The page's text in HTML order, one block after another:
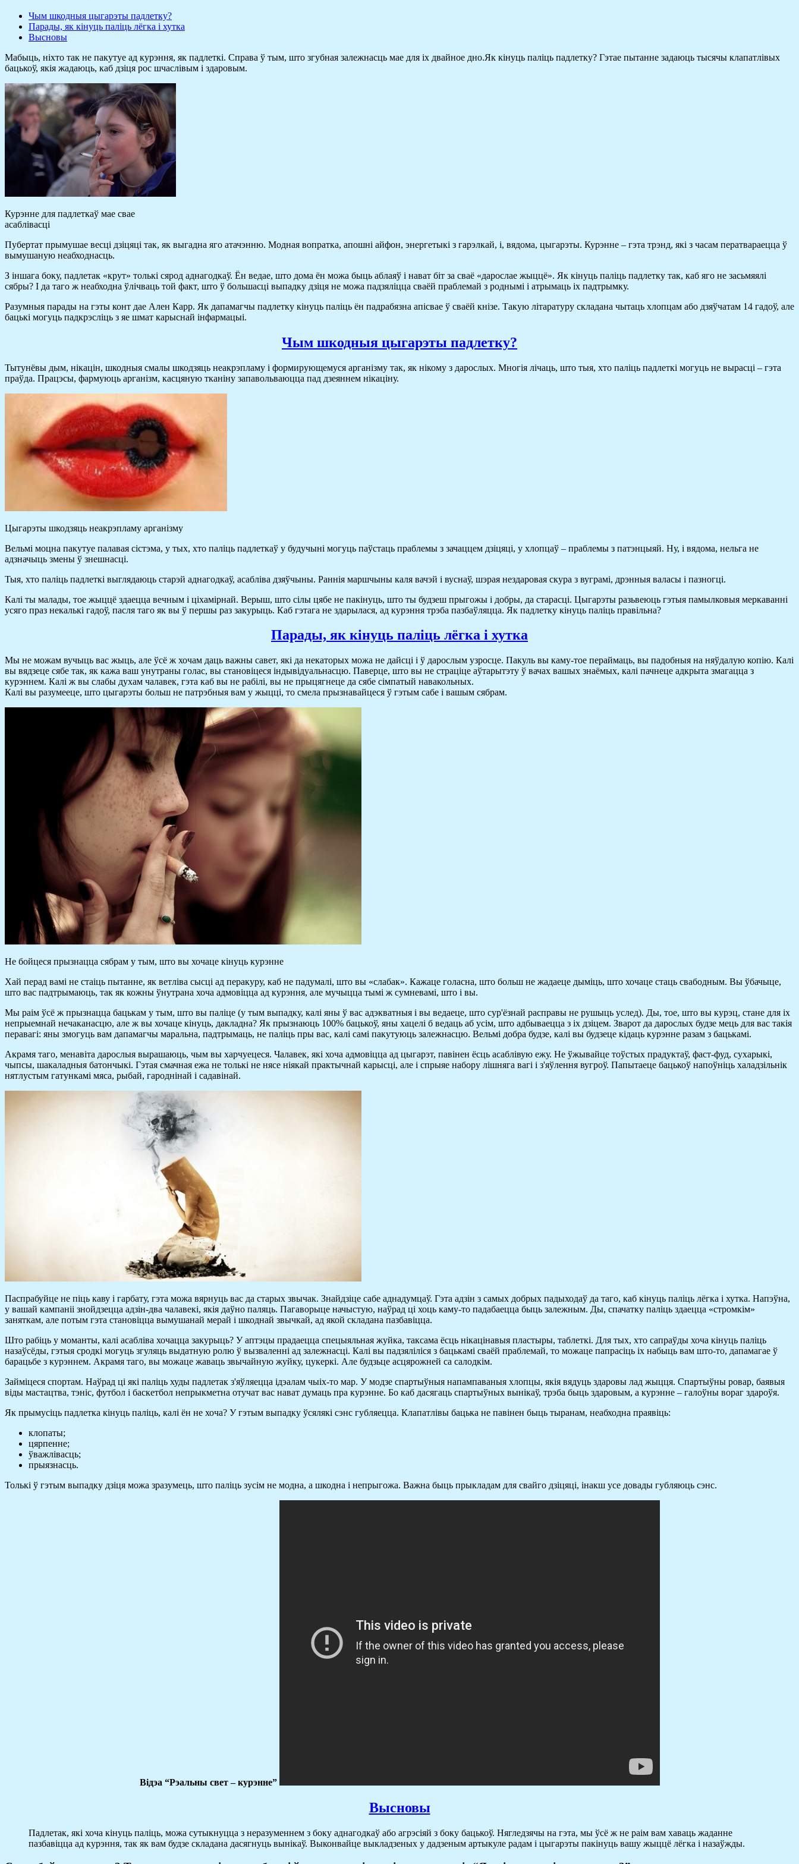
Чым шкодныя цыгарэты падлетку?
Парады, як кінуць паліць лёгка і хутка
Высновы
Мабыць, ніхто так не пакутуе ад курэння, як падлеткі. Справа ў тым, што згубная залежнасць мае для іх двайное дно.Як кінуць паліць падлетку? Гэтае пытанне задаюць тысячы клапатлівых
бацькоў, якія жадаюць, каб дзіця рос шчаслівым і здаровым.
Курэнне для падлеткаў мае свае
асаблівасці
Пубертат прымушае весці дзіцяці так, як выгадна яго атачэнню. Модная вопратка, апошні айфон, энергетыкі з гарэлкай, і, вядома, цыгарэты. Курэнне – гэта трэнд, які з часам ператвараецца ў
вымушаную неабходнасць.
З іншага боку, падлетак «крут» толькі сярод аднагодкаў. Ён ведае, што дома ён можа быць аблаяў і нават біт за сваё «дарослае жыццё». Як кінуць паліць падлетку так, каб яго не засьмяялі
сябры? І да таго ж неабходна ўлічваць той факт, што ў большасці выпадку дзіця не можа падзяліцца сваёй праблемай з роднымі і атрымаць іх падтрымку.
Разумныя парады на гэты конт дае Ален Карр. Як дапамагчы падлетку кінуць паліць ён падрабязна апісвае ў сваёй кнізе. Такую літаратуру складана чытаць хлопцам або дзяўчатам 14 гадоў, але
бацькі могуць падкрэсліць з яе шмат карыснай інфармацыі.
Чым шкодныя цыгарэты падлетку?
Тытунёвы дым, нікацін, шкодныя смалы шкодзяць неакрэпламу і формирующемуся арганізму так, як нікому з дарослых. Многія лічаць, што тыя, хто паліць падлеткі могуць не вырасці – гэта
праўда. Працэсы, фармуюць арганізм, касцяную тканіну запавольваюцца пад дзеяннем нікаціну.
Цыгарэты шкодзяць неакрэпламу арганізму
Вельмі моцна пакутуе палавая сістэма, у тых, хто паліць падлеткаў у будучыні могуць паўстаць праблемы з зачаццем дзіцяці, у хлопцаў – праблемы з патэнцыяй. Ну, і вядома, нельга не
адзначыць змены ў знешнасці.
Тыя, хто паліць падлеткі выглядаюць старэй аднагодкаў, асабліва дзяўчыны. Раннія маршчыны каля вачэй і вуснаў, шэрая нездаровая скура з вуграмі, дрэнныя валасы і пазногці.
Калі ты малады, тое жыццё здаецца вечным і ціхамірнай. Верыш, што сілы цябе не пакінуць, што ты будзеш прыгожы і добры, да старасці. Цыгарэты разьвеюць гэтыя памылковыя меркаванні
усяго праз некалькі гадоў, пасля таго як вы ў першы раз закурыць. Каб гэтага не здарылася, ад курэння трэба пазбаўляцца. Як падлетку кінуць паліць правільна?
Парады, як кінуць паліць лёгка і хутка
Мы не можам вучыць вас жыць, але ўсё ж хочам даць важны савет, які да некаторых можа не дайсці і ў дарослым узросце. Пакуль вы каму-тое пераймаць, вы падобныя на няўдалую копію. Калі
вы вядзеце сябе так, як кажа ваш унутраны голас, вы становіцеся індывідуальнасцю. Паверце, што вы не страціце аўтарытэту ў вачах вашых знаёмых, калі пачнеце адкрыта змагацца з
курэннем. Калі ж вы слабы духам чалавек, гэта каб вы не рабілі, вы не прыцягнеце да сябе сімпатый навакольных.
Калі вы разумееце, што цыгарэты больш не патрэбныя вам у жыцці, то смела прызнавайцеся ў гэтым сабе і вашым сябрам.
Не бойцеся прызнацца сябрам у тым, што вы хочаце кінуць курэнне
Хай перад вамі не стаіць пытанне, як ветліва сысці ад перакуру, каб не падумалі, што вы «слабак». Кажаце голасна, што больш не жадаеце дыміць, што хочаце стаць свабодным. Вы ўбачыце,
што вас падтрымаюць, так як кожны ўнутрана хоча адмовіцца ад курэння, але мучыцца тымі ж сумневамі, што і вы.
Мы раім ўсё ж прызнацца бацькам у тым, што вы паліце (у тым выпадку, калі яны ў вас адэкватныя і вы ведаеце, што сур'ёзнай расправы не рушыць услед). Ды, тое, што вы курэц, стане для іх
непрыемнай нечаканасцю, але ж вы хочаце кінуць, дакладна? Як прызнаюць 100% бацькоў, яны хацелі б ведаць аб усім, што адбываецца з іх дзіцем. Зварот да дарослых будзе мець для вас такія
перавагі: яны змогуць вам дапамагчы маральна, падтрымаць, не паліць пры вас, калі самі пакутуюць залежнасцю. Вельмі добра будзе, калі вы будзеце кідаць курэнне разам з бацькамі.
Акрамя таго, менавіта дарослыя вырашаюць, чым вы харчуецеся. Чалавек, які хоча адмовіцца ад цыгарэт, павінен ёсць асаблівую ежу. Не ўжывайце тоўстых прадуктаў, фаст-фуд, сухарыкі,
чыпсы, шакаладныя батончыкі. Гэтая смачная ежа не толькі не нясе ніякай практычнай карысці, але і спрыяе набору лішняга вагі і з'яўлення вугроў. Папытаеце бацькоў напоўніць халадзільнік
нятлустым гатункамі мяса, рыбай, гароднінай і садавінай.
Паспрабуйце не піць каву і гарбату, гэта можа вярнуць вас да старых звычак. Знайдзіце сабе аднадумцаў. Гэта адзін з самых добрых падыходаў да таго, каб кінуць паліць лёгка і хутка. Напэўна,
у вашай кампаніі знойдзецца адзін-два чалавекі, якія даўно паляць. Пагаворыце начыстую, наўрад ці хоць каму-то падабаецца быць залежным. Ды, спачатку паліць здаецца «стромкім»
заняткам, але потым гэта становіцца вымушанай мерай і шкоднай звычкай, ад якой складана пазбавіцца.
Што рабіць у моманты, калі асабліва хочацца закурыць? У аптэцы прадаецца спецыяльная жуйка, таксама ёсць нікацінавыя пластыры, таблеткі. Для тых, хто сапраўды хоча кінуць паліць
назаўсёды, гэтыя сродкі могуць згуляць выдатную ролю ў вызваленні ад залежнасці. Калі вы падзяліліся з бацькамі сваёй праблемай, то можаце папрасіць іх набыць вам што-то, дапамагае ў
барацьбе з курэннем. Акрамя таго, вы можаце жаваць звычайную жуйку, цукеркі. Але будзьце асцярожней са салодкім.
Займіцеся спортам. Наўрад ці які паліць худы падлетак з'яўляецца ідэалам чыіх-то мар. У модзе спартыўныя напампаваныя хлопцы, якія вядуць здаровы лад жыцця. Спартыўны ровар, баявыя
віды мастацтва, тэніс, футбол і баскетбол непрыкметна отучат вас нават думаць пра курэнне. Бо каб дасягаць спартыўных вынікаў, трэба быць здаровым, а курэнне – галоўны вораг здароўя.
Як прымусіць падлетка кінуць паліць, калі ён не хоча? У гэтым выпадку ўсялякі сэнс губляецца. Клапатлівы бацька не павінен быць тыранам, неабходна праявіць:
клопаты;
цярпенне;
ўважлівасць;
прыязнасць.
Толькі ў гэтым выпадку дзіця можа зразумець, што паліць зусім не модна, а шкодна і непрыгожа. Важна быць прыкладам для свайго дзіцяці, інакш усе довады губляюць сэнс.
Відэа “Рэальны свет – курэнне”
Высновы
Падлетак, які хоча кінуць паліць, можа сутыкнуцца з неразуменнем з боку аднагодкаў або агрэсіяй з боку бацькоў. Нягледзячы на гэта, мы ўсё ж не раім вам хаваць жаданне
пазбавіцца ад курэння, так як вам будзе складана дасягнуць вынікаў. Выконвайце выкладзеных у дадзеным артыкуле радам і цыгарэты пакінуць вашу жыццё лёгка і назаўжды.